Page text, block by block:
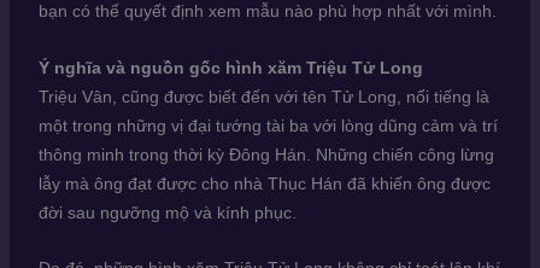
bạn có thể quyết định xem mẫu nào phù hợp nhất với mình.
Ý nghĩa và nguồn gốc hình xăm Triệu Tử Long
Triệu Vân, cũng được biết đến với tên Tử Long, nổi tiếng là
một trong những vị đại tướng tài ba với lòng dũng cảm và trí
thông minh trong thời kỳ Đông Hán. Những chiến công lừng
lẫy mà ông đạt được cho nhà Thục Hán đã khiến ông được
đời sau ngưỡng mộ và kính phục.